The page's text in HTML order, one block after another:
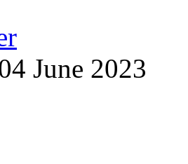
June 2023